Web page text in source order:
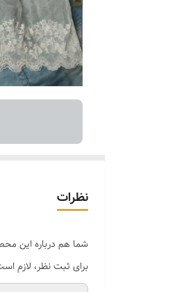
نظرات
شما هم درباره این
برای ثبت نظر، لازم